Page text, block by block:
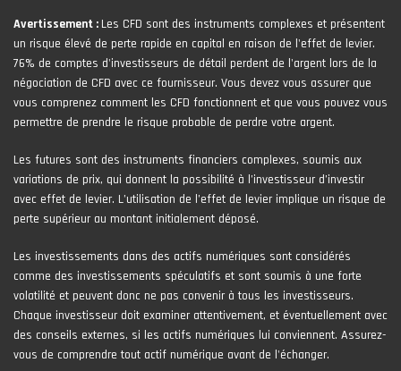
Avertissement : Les CFD sont des instruments complexes et présentent
un risque élevé de perte rapide en capital en raison de l'effet de levier.
76% de comptes d'investisseurs de détail perdent de l'argent lors de la
négociation de CFD avec ce fournisseur. Vous devez vous assurer que
vous comprenez comment les CFD fonctionnent et que vous pouvez vous
permettre de prendre le risque probable de perdre votre argent.
Les futures sont des instruments financiers complexes, soumis aux
variations de prix, qui donnent la possibilité à l’investisseur d’investir
avec effet de levier. L’utilisation de l’effet de levier implique un risque de
perte supérieur au montant initialement déposé.
Les investissements dans des actifs numériques sont considérés
comme des investissements spéculatifs et sont soumis à une forte
volatilité et peuvent donc ne pas convenir à tous les investisseurs.
Chaque investisseur doit examiner attentivement, et éventuellement avec
des conseils externes, si les actifs numériques lui conviennent. Assurez-
vous de comprendre tout actif numérique avant de l'échanger.